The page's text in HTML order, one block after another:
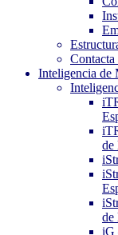
Inteligencia de
de
de
iG